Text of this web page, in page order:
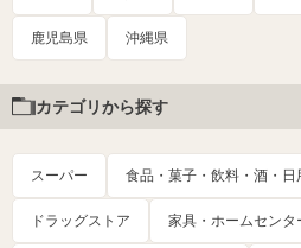
鹿児島県 沖縄県
カテゴリから探す
スーパー 食品・菓子・飲料・酒・日
ドラッグストア 家具・ホームセンタ